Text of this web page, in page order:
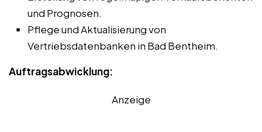
und Prognosen.
Pflege und Aktualisierung von
Vertriebsdatenbanken in Bad Bentheim.
Auftragsabwicklung:
Anzeige